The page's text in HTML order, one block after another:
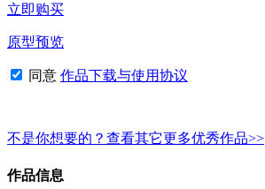
立即购买
原型预览
同意 作品下载与使用协议
不是你想要的？查看其它更多优秀作品>>
作品信息